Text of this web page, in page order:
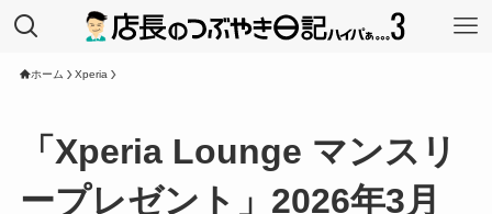
ホーム Xperia
「Xperia Lounge マンスリ
ープレゼント」2026年3月